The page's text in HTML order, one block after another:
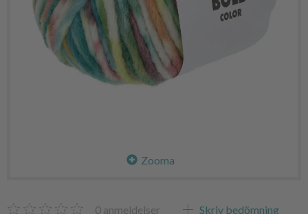
Zooma
0 anmeldelser Skriv bedömning